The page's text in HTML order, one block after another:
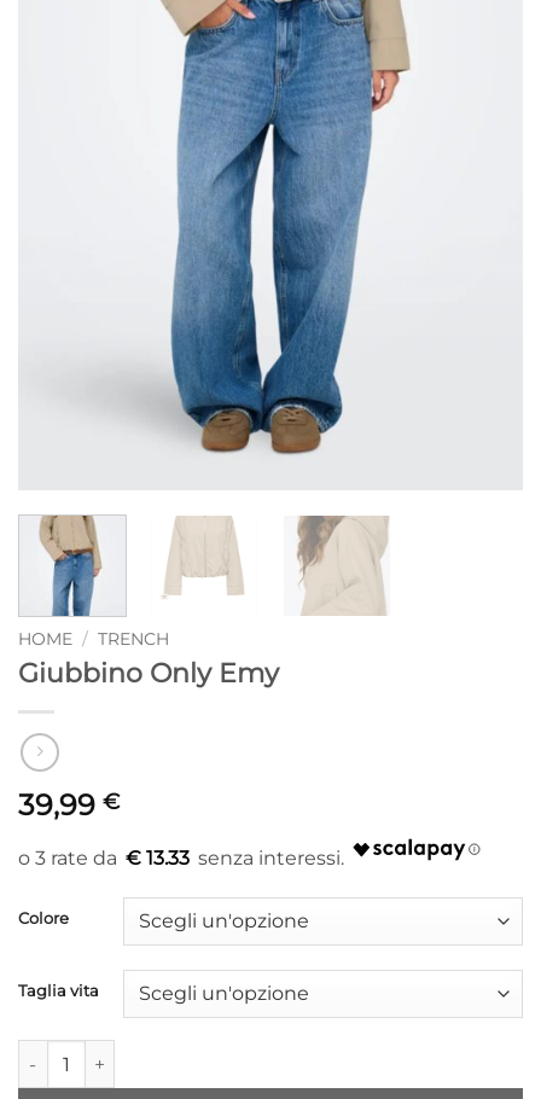
HOME / TRENCH
Giubbino Only Emy
39,99 €
€ 13.33
Colore
Taglia vita
Giubbino Only Emy quantità